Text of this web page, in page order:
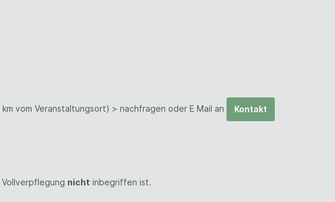
vom Veranstaltungsort) > nachfragen oder E Mail an
Kontakt
Vollverpflegung nicht inbegriffen ist.